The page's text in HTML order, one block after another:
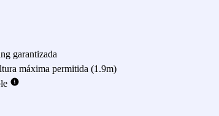
garantizada
máxima permitida (1.9m)